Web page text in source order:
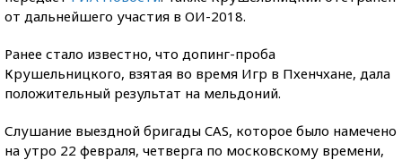
от дальнейшего участия в ОИ-2018.
Ранее стало известно, что допинг-проба
Крушельницкого, взятая во время Игр в Пхенчхане, дала
положительный результат на мельдоний.
Слушание выездной бригады CAS, которое было намечено
на утро 22 февраля, четверга по московскому времени,